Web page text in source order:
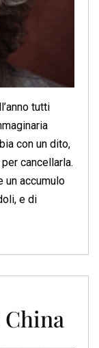
tutti
con un dito,
cancellarla.
un accumulo
e di